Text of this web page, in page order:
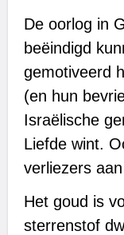
De oorlog in
beëindigd
gemotiveerd
(en hun
Israëlische
Liefde wint.
verliezers
Het goud is
sterrenstof